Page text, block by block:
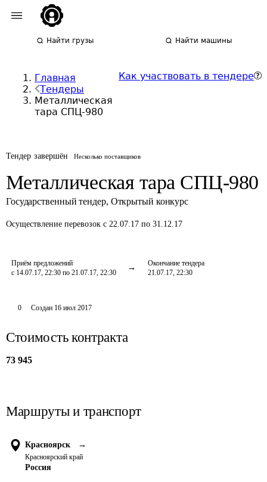
Найти грузы Найти машины
Главная
Тендеры
Металлическая
тара СПЦ-980
Как участвовать в тендере
Тендер завершён Несколько поставщиков
Металлическая тара СПЦ-980
Государственный тендер, Открытый конкурс
Осуществление перевозок с 22.07.17 по 31.12.17
Приём предложений
с 14.07.17, 22:30 по 21.07.17, 22:30
Окончание тендера
21.07.17, 22:30
0 Создан 16 июл 2017
Стоимость контракта
73 945
Маршруты и транспорт
Красноярск →
Красноярский край
Россия